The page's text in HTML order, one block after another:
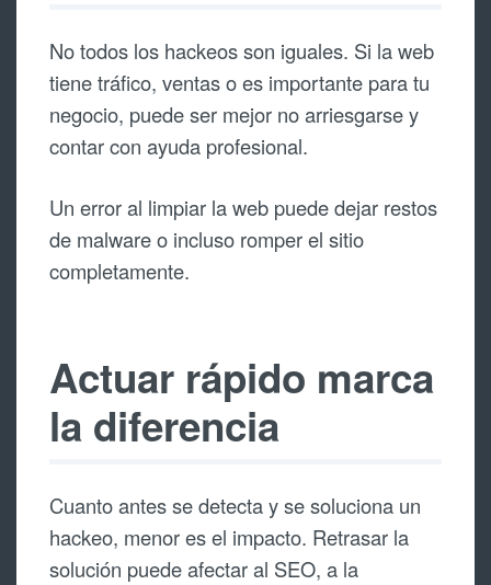
No todos los hackeos son iguales. Si la web
tiene tráfico, ventas o es importante para tu
negocio, puede ser mejor no arriesgarse y
contar con ayuda profesional.
Un error al limpiar la web puede dejar restos
de malware o incluso romper el sitio
completamente.
Actuar rápido marca
la diferencia
Cuanto antes se detecta y se soluciona un
hackeo, menor es el impacto. Retrasar la
solución puede afectar al SEO, a la